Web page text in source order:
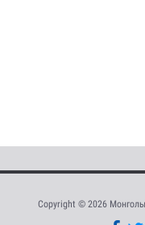
Copyright © 2026